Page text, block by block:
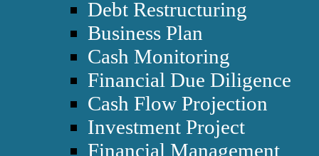
Debt Restructuring
Business Plan
Cash Monitoring
Financial Due Diligence
Cash Flow Projection
Investment Project
Financial Management